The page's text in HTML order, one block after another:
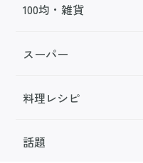
100均・雑貨
スーパー
料理レシピ
話題